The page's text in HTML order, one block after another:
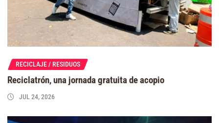
RECICLAJE / RESIDUOS
Reciclatrón, una jornada gratuita de acopio
JUL 24, 2026